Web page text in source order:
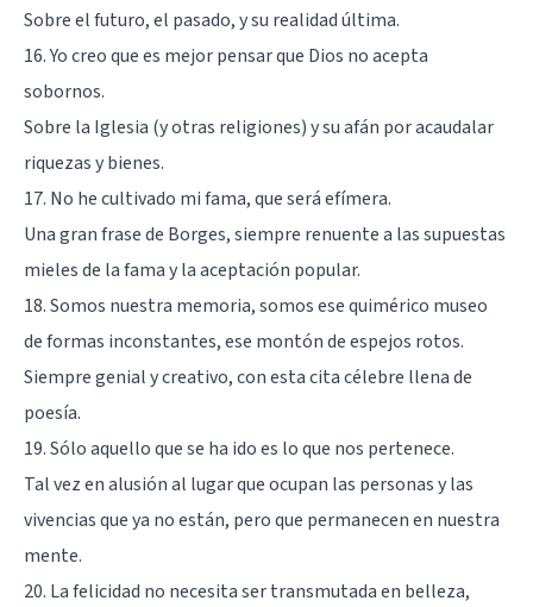
Sobre el futuro, el pasado, y su realidad última.
16. Yo creo que es mejor pensar que Dios no acepta
sobornos.
Sobre la Iglesia (y otras religiones) y su afán por acaudalar
riquezas y bienes.
17. No he cultivado mi fama, que será efímera.
Una gran frase de Borges, siempre renuente a las supuestas
mieles de la fama y la aceptación popular.
18. Somos nuestra memoria, somos ese quimérico museo
de formas inconstantes, ese montón de espejos rotos.
Siempre genial y creativo, con esta cita célebre llena de
poesía.
19. Sólo aquello que se ha ido es lo que nos pertenece.
Tal vez en alusión al lugar que ocupan las personas y las
vivencias que ya no están, pero que permanecen en nuestra
mente.
20. La felicidad no necesita ser transmutada en belleza,